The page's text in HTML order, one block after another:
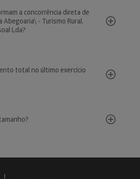
a concorrência direta de
Abegoaria\ - Turismo Rural,
Lda?
total no último exercício